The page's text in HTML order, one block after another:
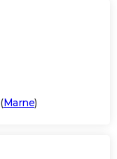
(Marne)